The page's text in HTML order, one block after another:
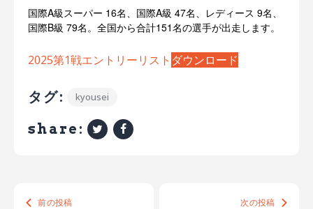
国際A級スーパー 16名、国際A級 47名、レディース 9名、
国際B級 79名。全国から合計151名の選手が出走します。
2025第1戦エントリーリスト ダウンロード
タグ: kyousei
share:
前の投稿 次の投稿